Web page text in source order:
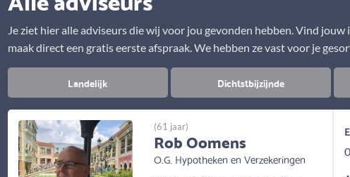
Je ziet hier alle adviseurs die wij voor jou gevonden hebben. Vind jouw
maak direct een gratis eerste afspraak. We hebben ze vast voor je
Landelijk Dichtstbijzijnde
(61 jaar)
Rob Oomens
O.G. Hypotheken en Verzekeringen